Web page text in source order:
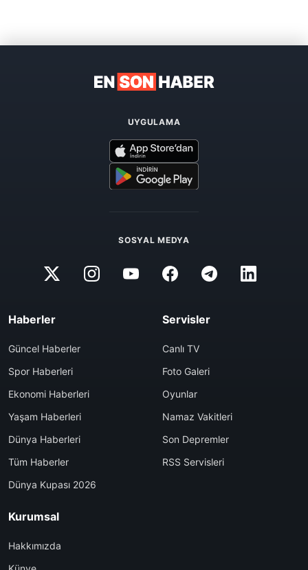
UYGULAMA
SOSYAL MEDYA
Haberler
Güncel Haberler
Spor Haberleri
Ekonomi Haberleri
Yaşam Haberleri
Dünya Haberleri
Tüm Haberler
Dünya Kupası 2026
Servisler
Canlı TV
Foto Galeri
Oyunlar
Namaz Vakitleri
Son Depremler
RSS Servisleri
Kurumsal
Hakkımızda